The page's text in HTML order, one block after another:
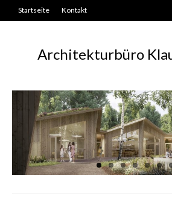
Startseite Kontakt
Architekturbüro